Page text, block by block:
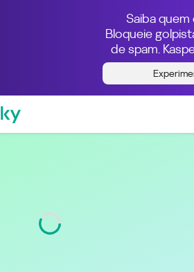
Saiba quem
Bloqueie
de spam.
ligou do número